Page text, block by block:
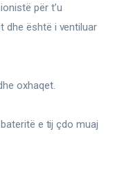
për t’u
dhe është i ventiluar
oxhaqet.
e tij çdo muaj